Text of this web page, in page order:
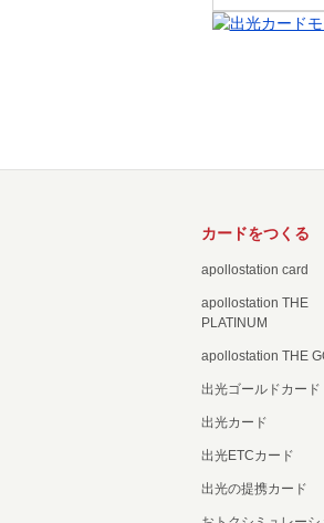
カードをつくる
apollostation card
apollostation THE
PLATINUM
apollostation THE
出光ゴールドカード
出光カード
出光ETCカード
出光の提携カード